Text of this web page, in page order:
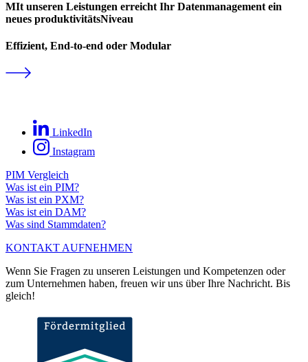
MIt unseren Leistungen erreicht Ihr Daten­manage­ment ein
neues produktivitäts­Niveau
Effizient, End-to-end oder Modular
LinkedIn
Instagram
PIM Vergleich
Was ist ein PIM?
Was ist ein PXM?
Was ist ein DAM?
Was sind Stammdaten?
KONTAKT AUFNEHMEN
Wenn Sie Fragen zu unseren Leistungen und Kompetenzen oder
zum Unternehmen haben, freuen wir uns über Ihre Nachricht. Bis
gleich!